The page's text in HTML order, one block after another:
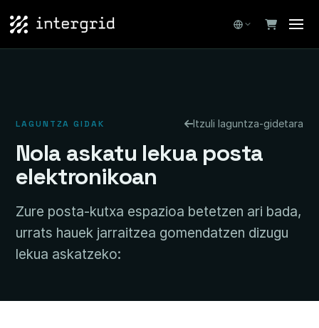
LAGUNTZA GIDAK Itzuli laguntza-gidetara
Nola askatu lekua posta
elektronikoan
Zure posta-kutxa espazioa betetzen ari bada,
urrats hauek jarraitzea gomendatzen dizugu
lekua askatzeko: